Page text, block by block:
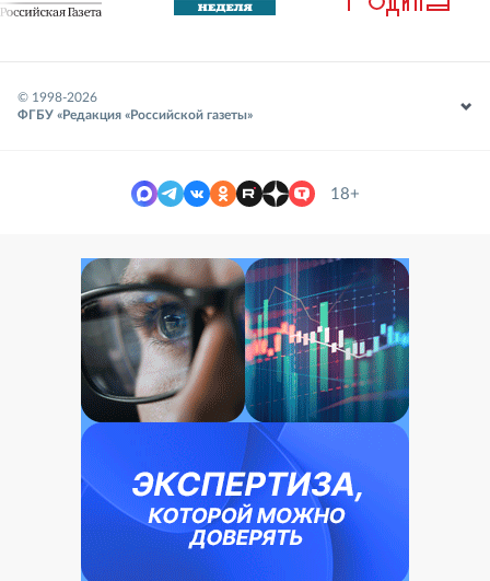
© 1998-2026
ФГБУ «Редакция «Российской газеты»
18+